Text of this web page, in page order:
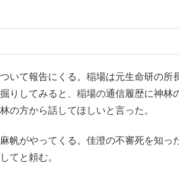
いて報告にくる。稲場は元生命研の所
りしてみると、稲場の通信履歴に神林
の方から話してほしいと言った。
帆がやってくる。佳澄の不審死を知っ
てと頼む。